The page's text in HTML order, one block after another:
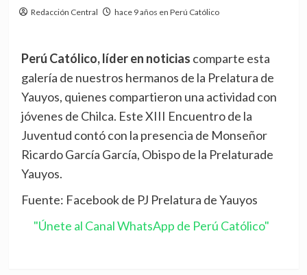
Redacción Central hace 9 años en Perú Católico
Perú Católico, líder en noticias comparte esta
galería de nuestros hermanos de la Prelatura de
Yauyos, quienes compartieron una actividad con
jóvenes de Chilca. Este XIII Encuentro de la
Juventud contó con la presencia de Monseñor
Ricardo García García, Obispo de la Prelaturade
Yauyos.
Fuente: Facebook de PJ Prelatura de Yauyos
"Únete al Canal WhatsApp de Perú Católico"